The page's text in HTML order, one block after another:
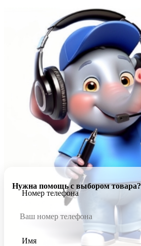
Нужна помощь с выбором товара?
Номер телефона
Имя